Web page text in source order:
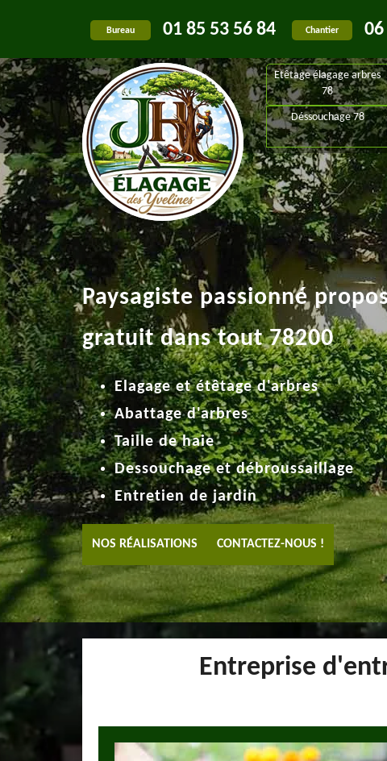
Bureau 01 85 53 56 84 Chantier 06
Etêtage élagage arbres
78
Déssouchage 78
Paysagiste passionné
gratuit dans tout 78200
Elagage et étêtage d'arbres
Abattage d'arbres
Taille de haie
Dessouchage et débroussaillage
Entretien de jardin
NOS RÉALISATIONS CONTACTEZ-NOUS !
Entreprise